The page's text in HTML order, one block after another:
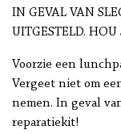
IN GEVAL VAN
UITGESTELD.
Voorzie een
Vergeet niet om
nemen. In geval
reparatiekit!